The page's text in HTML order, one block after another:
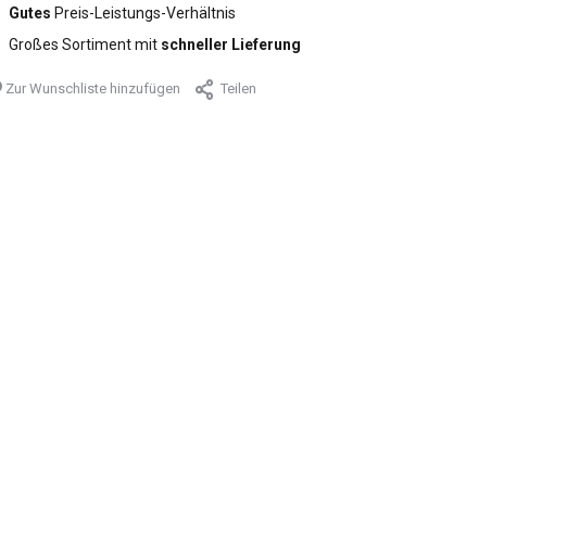
Gutes Preis-Leistungs-Verhältnis
Großes Sortiment mit schneller Lieferung
Zur Wunschliste hinzufügen Teilen